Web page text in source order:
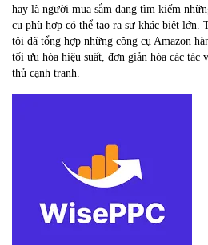
hay là người mua sắm đang tìm kiếm
cụ phù hợp có thể tạo ra sự khác biệt lớn.
tôi đã tổng hợp những công cụ Amazon
tối ưu hóa hiệu suất, đơn giản hóa các tác
thủ cạnh tranh.